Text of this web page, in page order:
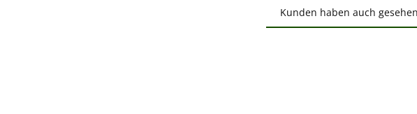
Kunden haben auch gesehen